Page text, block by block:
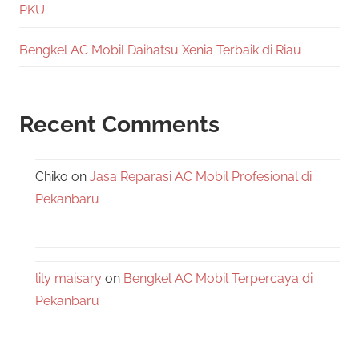
PKU
Bengkel AC Mobil Daihatsu Xenia Terbaik di Riau
Recent Comments
Chiko on Jasa Reparasi AC Mobil Profesional di
Pekanbaru
lily maisary on Bengkel AC Mobil Terpercaya di
Pekanbaru